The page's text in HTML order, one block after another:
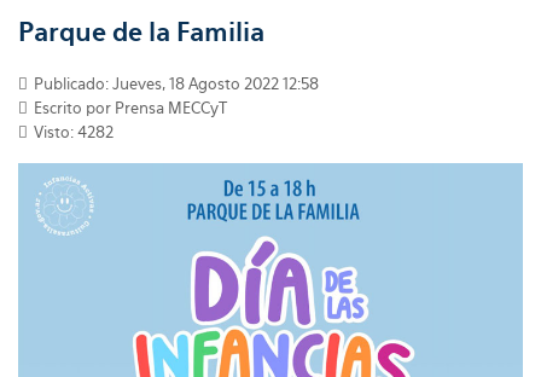
Parque de la Familia
Publicado: Jueves, 18 Agosto 2022 12:58
Escrito por Prensa MECCyT
Visto: 4282